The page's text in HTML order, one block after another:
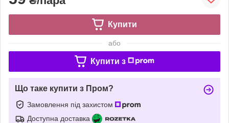
Купити
або
Купити з
Що таке купити з Пром?
Замовлення під захистом
Доступна доставка